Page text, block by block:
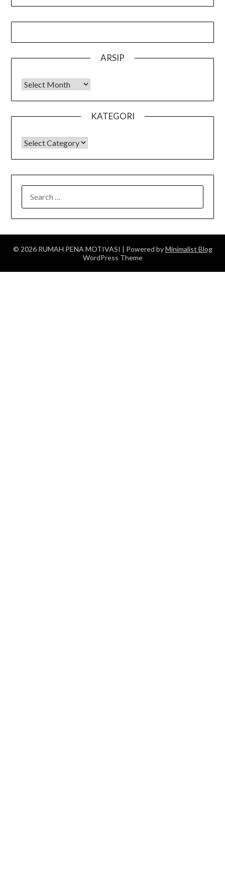
ARSIP
Arsip
KATEGORI
KATEGORI
FOR:
© 2026 RUMAH PENA MOTIVASI | Powered byMinimalist Blog
WordPress Theme